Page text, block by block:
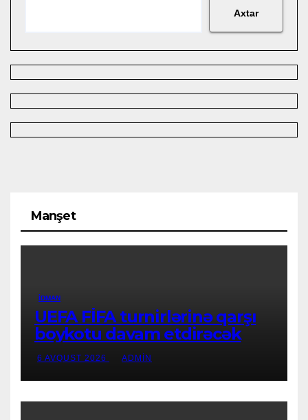
Axtar
Manşet
İDMAN
UEFA FİFA turnirlərinə qarşı
boykotu davam etdirəcək
6 AVQUST 2026 ADMIN